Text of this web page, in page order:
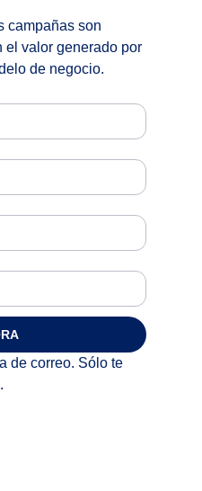
campañas son
el valor generado por
de negocio.
de correo. Sólo te